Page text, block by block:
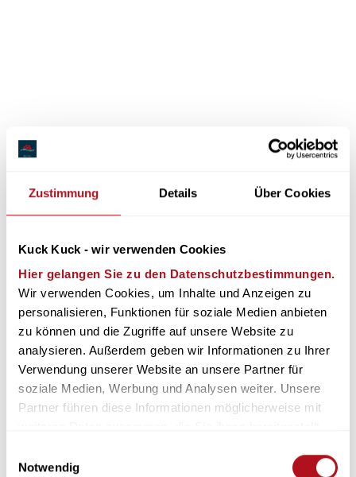
Zustimmung Details Über Cookies
Kuck Kuck - wir verwenden Cookies
Hier gelangen Sie zu den Datenschutzbestimmungen.
Wir verwenden Cookies, um Inhalte und Anzeigen zu
personalisieren, Funktionen für soziale Medien anbieten
zu können und die Zugriffe auf unsere Website zu
analysieren. Außerdem geben wir Informationen zu Ihrer
Verwendung unserer Website an unsere Partner für
soziale Medien, Werbung und Analysen weiter. Unsere
Partner führen diese Informationen möglicherweise mit
gesammelt haben.
Notwendig
Black.Forest.